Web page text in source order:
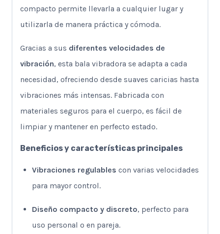
compacto permite llevarla a cualquier lugar y
utilizarla de manera práctica y cómoda.
Gracias a sus diferentes velocidades de
vibración, esta bala vibradora se adapta a cada
necesidad, ofreciendo desde suaves caricias hasta
vibraciones más intensas. Fabricada con
materiales seguros para el cuerpo, es fácil de
limpiar y mantener en perfecto estado.
Beneficios y características principales
Vibraciones regulables con varias velocidades
para mayor control.
Diseño compacto y discreto, perfecto para
uso personal o en pareja.